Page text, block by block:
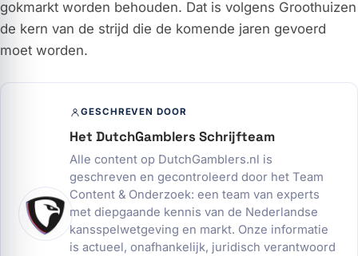
gokmarkt worden behouden. Dat is volgens Groothuizen
de kern van de strijd die de komende jaren gevoerd
moet worden.
GESCHREVEN DOOR
Het DutchGamblers Schrijfteam
Alle content op DutchGamblers.nl is
geschreven en gecontroleerd door het Team
Content & Onderzoek: een team van experts
met diepgaande kennis van de Nederlandse
kansspelwetgeving en markt. Onze informatie
is actueel, onafhankelijk, juridisch verantwoord